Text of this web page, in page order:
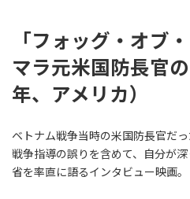
「フォッグ・オブ
マラ元米国防長官
年、アメリカ）
ベトナム戦争当時の米国防長官だ
戦争指導の誤りを含めて、自分が
省を率直に語るインタビュー映画。